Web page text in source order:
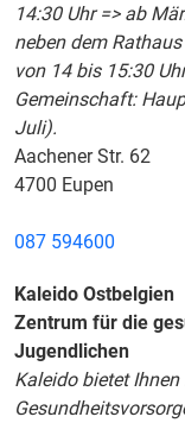
14:30 Uhr => ab
neben dem
von 14 bis 15:30
Gemeinschaft:
Juli).
Aachener Str. 62
4700 Eupen
087 594600
Kaleido Ostbelgien
Zentrum für die
Jugendlichen
Kaleido bietet